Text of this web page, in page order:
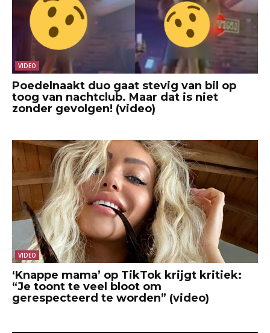
VIDEO
Poedelnaakt duo gaat stevig van bil op
toog van nachtclub. Maar dat is niet
zonder gevolgen! (video)
VIDEO
‘Knappe mama’ op TikTok krijgt kritiek:
“Je toont te veel bloot om
gerespecteerd te worden” (video)